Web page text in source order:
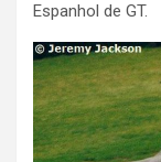
Espanhol de GT.